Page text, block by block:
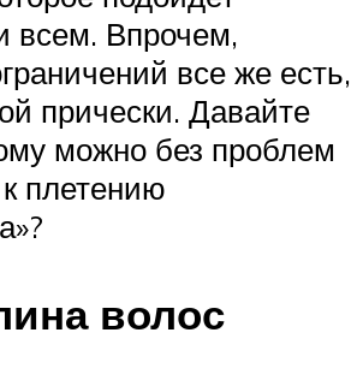
всем. Впрочем,
все же есть,
прически. Давайте
можно без проблем
плетению
волос